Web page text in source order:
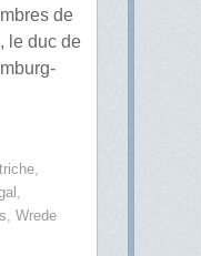
de
le duc de
Wrede